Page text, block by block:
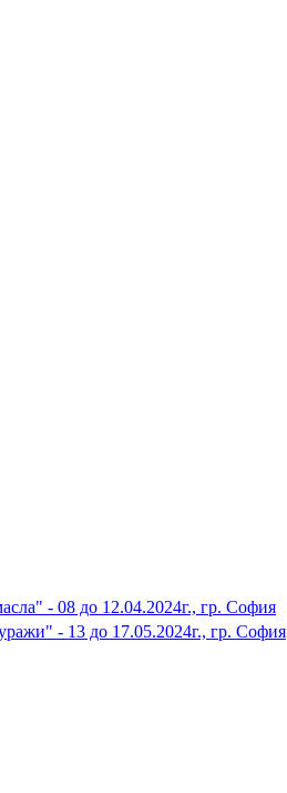
- 08 до 12.04.2024г., гр. София
- 13 до 17.05.2024г., гр. София